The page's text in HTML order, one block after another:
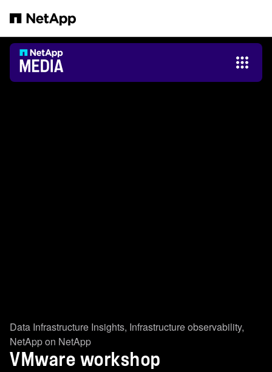
Data Infrastructure Insights, Infrastructure observability,
NetApp on NetApp
VMware workshop